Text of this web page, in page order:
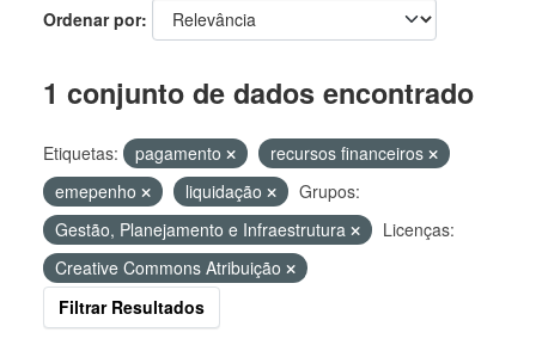
Ordenar por
1 conjunto de dados encontrado
Etiquetas: pagamento
recursos financeiros
emepenho
liquidação
Grupos:
Gestão, Planejamento e Infraestrutura
Licenças:
Creative Commons Atribuição
Filtrar Resultados